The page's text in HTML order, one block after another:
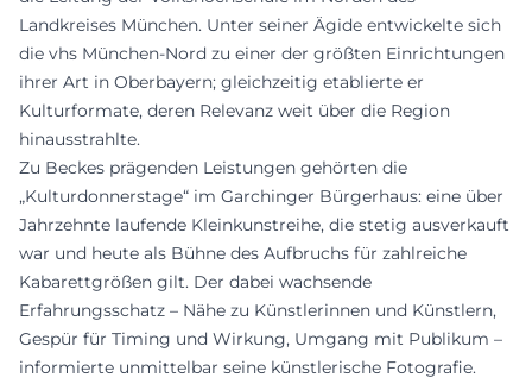
Landkreises München. Unter seiner Ägide entwickelte sich
die vhs München-Nord zu einer der größten Einrichtungen
ihrer Art in Oberbayern; gleichzeitig etablierte er
Kulturformate, deren Relevanz weit über die Region
hinausstrahlte.
Zu Beckes prägenden Leistungen gehörten die
„Kulturdonnerstage“ im Garchinger Bürgerhaus: eine über
Jahrzehnte laufende Kleinkunstreihe, die stetig ausverkauft
war und heute als Bühne des Aufbruchs für zahlreiche
Kabarettgrößen gilt. Der dabei wachsende
Erfahrungsschatz – Nähe zu Künstlerinnen und Künstlern,
Gespür für Timing und Wirkung, Umgang mit Publikum –
informierte unmittelbar seine künstlerische Fotografie.